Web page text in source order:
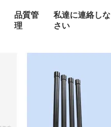
品質管
理
私達に連絡しな
さい